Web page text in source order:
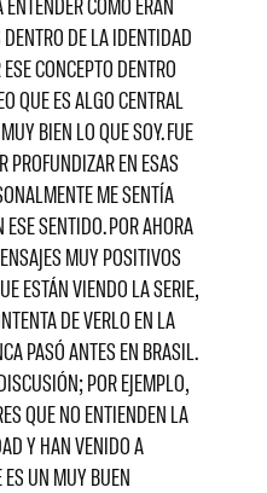
CÓMO ERAN
DE LA IDENTIDAD
CONCEPTO DENTRO
QUE ES ALGO CENTRAL
BIEN LO QUE SOY. FUE
PROFUNDIZAR EN ESAS
ME SENTÍA
SENTIDO. POR AHORA
MUY POSITIVOS
ESTÁN VIENDO LA SERIE,
DE VERLO EN LA
PASÓ ANTES EN BRASIL.
POR EJEMPLO,
QUE NO ENTIENDEN LA
Y HAN VENIDO A
UN MUY BUEN